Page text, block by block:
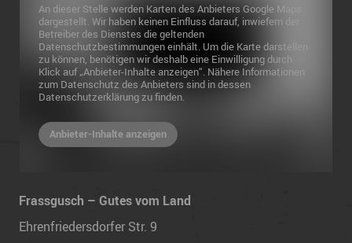
An dieser Stelle werden Karten des Anbieters Google Maps
dargestellt. Wir haben keinen Einfluss darauf, inwiefern der
Betreiber des Dienstes die geltenden
Datenschutzbestimmungen einhält. Um die Karte darstellen
zu können, benötigen wir deshalb eine Einwilligung durch
Klick auf „Anbieter-Inhalte anzeigen“. Nähere Informationen
zum Datenschutz des Anbieters sind in dessen
Datenschutzerklärung zu finden.
Anbieter-Inhalte anzeigen
Frassgusch – Gutes vom Land
Ehrenfriedersdorfer Str. 9